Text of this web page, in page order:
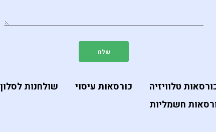
טלוויזיה
חשמליות
כורסאות עיסוי שולחנות לסלון